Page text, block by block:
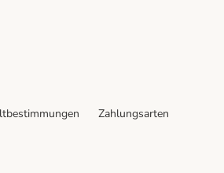
Zahlungsarten